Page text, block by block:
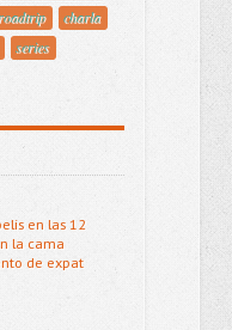
charla
series
en las 12
la cama
de expat